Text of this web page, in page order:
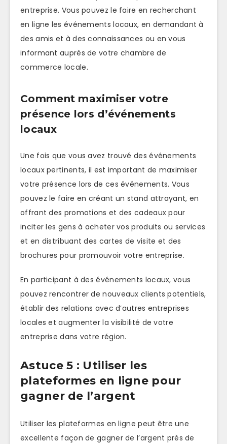
entreprise. Vous pouvez le faire en recherchant
en ligne les événements locaux, en demandant à
des amis et à des connaissances ou en vous
informant auprès de votre chambre de
commerce locale.
Comment maximiser votre
présence lors d’événements
locaux
Une fois que vous avez trouvé des événements
locaux pertinents, il est important de maximiser
votre présence lors de ces événements. Vous
pouvez le faire en créant un stand attrayant, en
offrant des promotions et des cadeaux pour
inciter les gens à acheter vos produits ou services
et en distribuant des cartes de visite et des
brochures pour promouvoir votre entreprise.
En participant à des événements locaux, vous
pouvez rencontrer de nouveaux clients potentiels,
établir des relations avec d’autres entreprises
locales et augmenter la visibilité de votre
entreprise dans votre région.
Astuce 5 : Utiliser les
plateformes en ligne pour
gagner de l’argent
Utiliser les plateformes en ligne peut être une
excellente façon de gagner de l’argent près de